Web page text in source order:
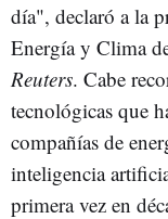
día", declaró a la
Energía y Clima
Reuters. Cabe
tecnológicas que
compañías de
inteligencia
primera vez en